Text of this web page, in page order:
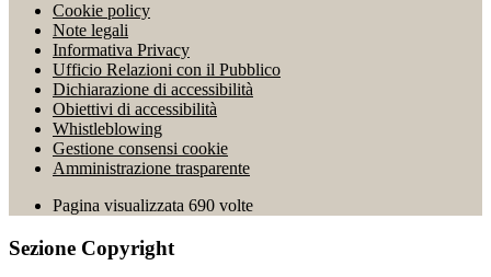
Cookie policy
Note legali
Informativa Privacy
Ufficio Relazioni con il Pubblico
Dichiarazione di accessibilità
Obiettivi di accessibilità
Whistleblowing
Gestione consensi cookie
Amministrazione trasparente
Pagina visualizzata 690 volte
Sezione Copyright